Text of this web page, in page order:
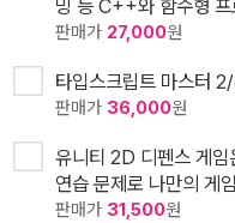
밍 등 C++와 함수형 프
판매가 27,000원
타입스크립트 마스터
판매가 36,000원
유니티 2D 디펜스 게
연습 문제로 나만의 게
판매가 31,500원